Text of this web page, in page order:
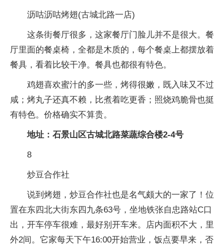
沥咕沥咕烤翅(古城北路一店)
这条街餐厅很多，这家餐厅门脸儿并不是很大。餐
厅里面的餐桌椅，全都是木质的，每个餐桌上都摆放着
餐具，看着比较干净。餐具也都很有特色。
鸡翅喜欢蜜汁的多一些，烤得很嫩，既入味又不过
咸；烤丸子还真不赖，比煮着吃更香；照烧鸡脆骨也挺
有特色。价格确实不算贵。
地址：石景山区古城北路菜蔬综合楼2-4号
8
炒豆合作社
说到烤翅，炒豆合作社也是名气颇大的一家了！位
置在东四北大街东四九条63号，坐地铁张自忠路站C口
出，开车停车很难，最好别开车来。店内面积不大，里
外2间。它家每天下午16:00开始营业，饭点要早来，否